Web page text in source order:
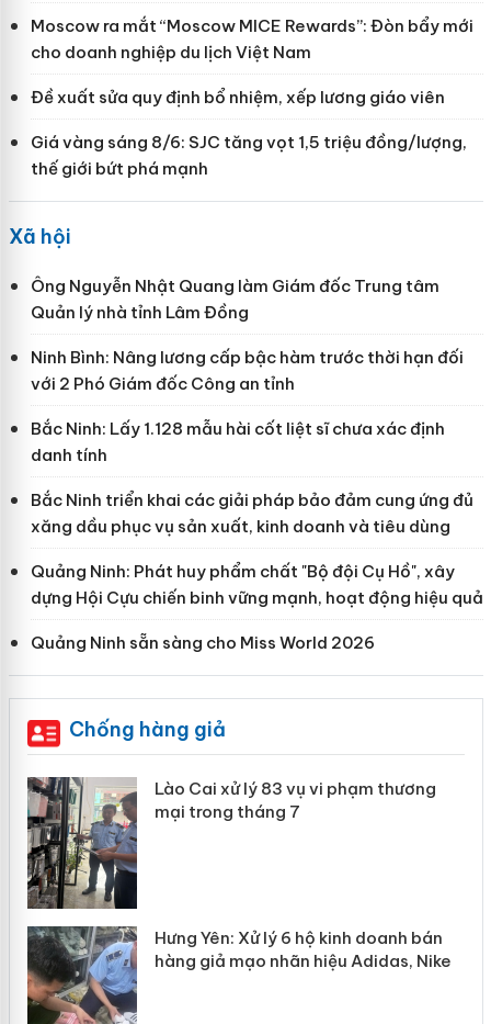
Moscow ra mắt “Moscow MICE Rewards”: Đòn bẩy mới
cho doanh nghiệp du lịch Việt Nam
Đề xuất sửa quy định bổ nhiệm, xếp lương giáo viên
Giá vàng sáng 8/6: SJC tăng vọt 1,5 triệu đồng/lượng,
thế giới bứt phá mạnh
Xã hội
Ông Nguyễn Nhật Quang làm Giám đốc Trung tâm
Quản lý nhà tỉnh Lâm Đồng
Ninh Bình: Nâng lương cấp bậc hàm trước thời hạn đối
với 2 Phó Giám đốc Công an tỉnh
Bắc Ninh: Lấy 1.128 mẫu hài cốt liệt sĩ chưa xác định
danh tính
Bắc Ninh triển khai các giải pháp bảo đảm cung ứng đủ
xăng dầu phục vụ sản xuất, kinh doanh và tiêu dùng
Quảng Ninh: Phát huy phẩm chất "Bộ đội Cụ Hồ", xây
dựng Hội Cựu chiến binh vững mạnh, hoạt động hiệu quả
Quảng Ninh sẵn sàng cho Miss World 2026
Chống hàng giả
Lào Cai xử lý 83 vụ vi phạm thương
mại trong tháng 7
Hưng Yên: Xử lý 6 hộ kinh doanh bán
hàng giả mạo nhãn hiệu Adidas, Nike